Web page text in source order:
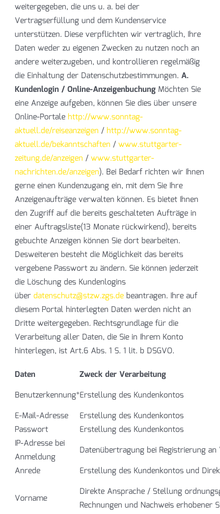
weitergegeben, die uns u. a. bei der
Vertragserfüllung und dem Kundenservice
unterstützen. Diese verpflichten wir vertraglich, Ihre
Daten weder zu eigenen Zwecken zu nutzen noch an
andere weiterzugeben, und kontrollieren regelmäßig
die Einhaltung der Datenschutzbestimmungen. A.
Kundenlogin / Online-Anzeigenbuchung Möchten Sie
eine Anzeige aufgeben, können Sie dies über unsere
Online-Portale http://www.sonntag-
aktuell.de/reiseanzeigen / http://www.sonntag-
aktuell.de/bekanntschaften / www.stuttgarter-
zeitung.de/anzeigen / www.stuttgarter-
nachrichten.de/anzeigen). Bei Bedarf richten wir Ihnen
gerne einen Kundenzugang ein, mit dem Sie Ihre
Anzeigenaufträge verwalten können. Es bietet Ihnen
den Zugriff auf die bereits geschalteten Aufträge in
einer Auftragsliste(13 Monate rückwirkend), bereits
gebuchte Anzeigen können Sie dort bearbeiten.
Desweiteren besteht die Möglichkeit das bereits
vergebene Passwort zu ändern. Sie können jederzeit
die Löschung des Kundenlogins
über datenschutz@stzw.zgs.de beantragen. Ihre auf
diesem Portal hinterlegten Daten werden nicht an
Dritte weitergegeben. Rechtsgrundlage für die
Verarbeitung aller Daten, die Sie in Ihrem Konto
hinterlegen, ist Art.6 Abs. 1 S. 1 lit. b DSGVO.
Daten
Zweck der Verarbeitung
Benutzerkennung*Erstellung des Kundenkontos
E-Mail-Adresse
Erstellung des Kundenkontos
Passwort
Erstellung des Kundenkontos
IP-Adresse bei
Anmeldung
Datenübertragung bei Registrierung
Anrede
Erstellung des Kundenkontos und
Vorname
Direkte Ansprache / Stellung
Rechnungen und Nachweis erhobener